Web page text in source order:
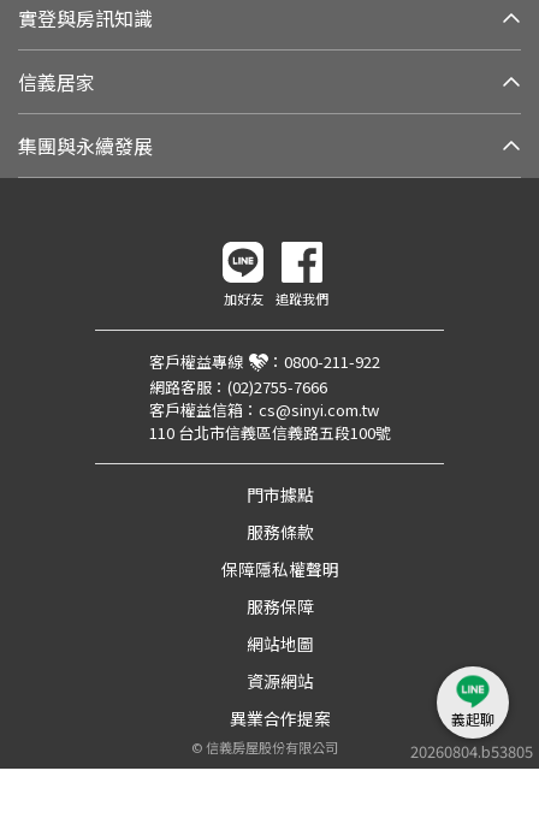
實登與房訊知識
信義居家
集團與永續發展
20260804.b53805
加好友 追蹤我們
客戶權益專線 ： 0800-211-922
網路客服： (02)2755-7666
客戶權益信箱： cs@sinyi.com.tw
110 台北市信義區信義路五段100號
門市據點
服務條款
保障隱私權聲明
服務保障
網站地圖
資源網站
異業合作提案
©信義房屋股份有限公司
義起聊